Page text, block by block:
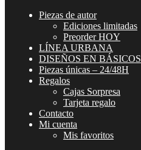
Piezas de autor
Ediciones limitadas
Preorder HOY
LÍNEA URBANA
DISEÑOS EN BÁSICOS
Piezas únicas – 24/48H
Regalos
Cajas Sorpresa
Tarjeta regalo
Contacto
Mi cuenta
Mis favoritos